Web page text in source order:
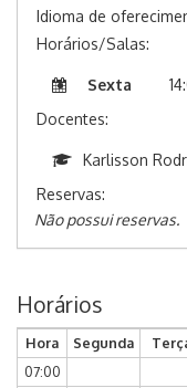
Idioma de
Horários/Salas:
Sexta
Docentes:
Karlisson
Reservas:
Não possui reservas.
Horários
Hora Segunda
07:00